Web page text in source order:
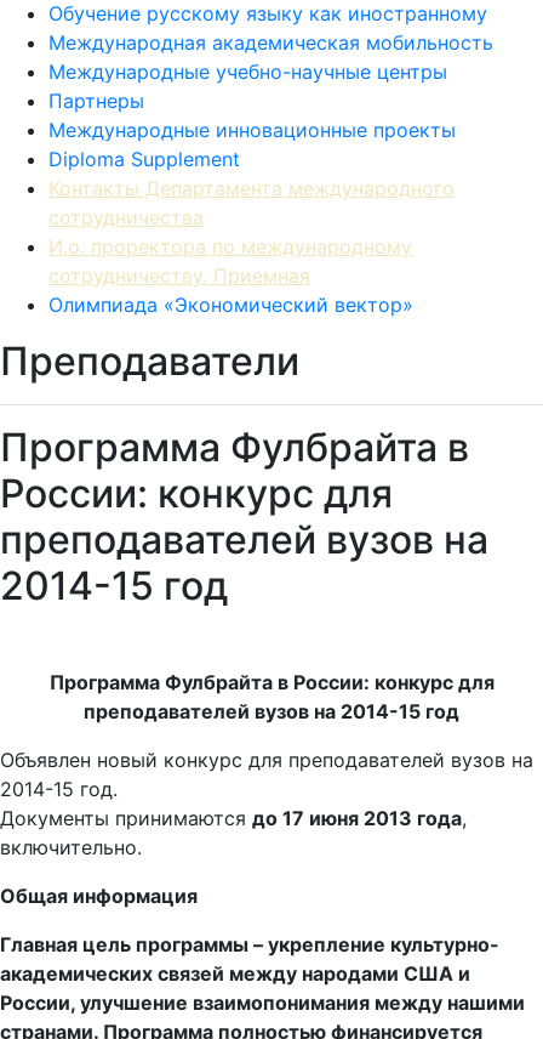
Международная академическая мобильность
Международные учебно-научные центры
Партнеры
Международные инновационные проекты
Diploma Supplement
Контакты Департамента международного
сотрудничества
И.о. проректора по международному
сотрудничеству. Приемная
Олимпиада «Экономический вектор»
Преподаватели
Программа Фулбрайта в
России: конкурс для
преподавателей вузов на
2014-15 год
преподавателей вузов на 2014-15 год
Объявлен новый конкурс для преподавателей вузов на
2014-15 год.
Документы принимаются
включительно.
Главная цель программы – укрепление культурно-
академических связей между народами США и
России, улучшение взаимопонимания между нашими
странами. Программа полностью финансируется
Госдепартаментом США.